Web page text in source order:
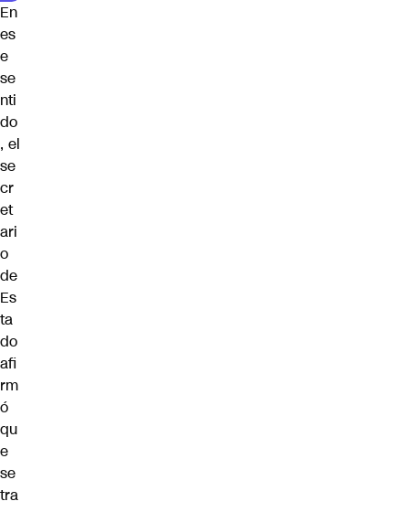
En
es
e
se
nti
do
, el
se
cr
et
ari
o
de
Es
ta
do
afi
rm
ó
qu
e
se
tra